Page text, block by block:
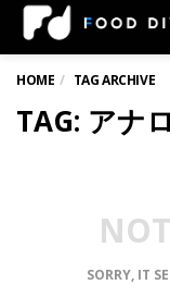
HOME TAG ARCHIVE
TAG: アナ
SORRY, IT